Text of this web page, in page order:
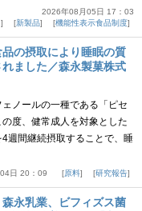
2026年08月05日 17：03
新製品 機能性表示食品制度
の摂取により睡眠の質
ました／森永製菓株式
ノールの一種である「ピセ
度、健常成人を対象とした
週間継続摂取することで、睡
日 20：09 原料 研究報告
森永乳業、ビフィズス菌